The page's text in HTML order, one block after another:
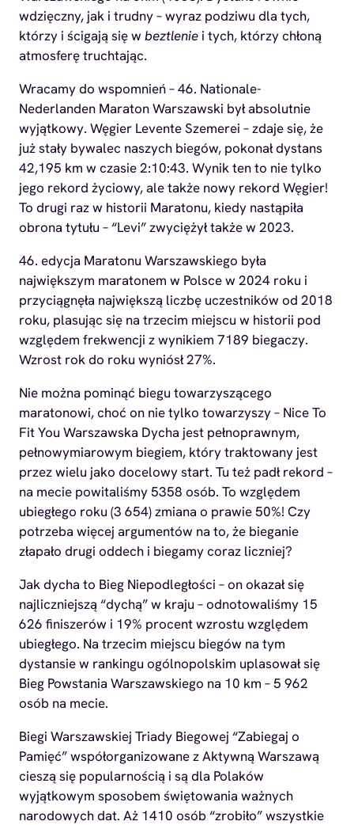
wdzięczny, jak i trudny – wyraz podziwu dla tych,
którzy i ścigają się w beztlenie i tych, którzy chłoną
atmosferę truchtając.
Wracamy do wspomnień – 46. Nationale-
Nederlanden Maraton Warszawski był absolutnie
wyjątkowy. Węgier Levente Szemerei – zdaje się, że
już stały bywalec naszych biegów, pokonał dystans
42,195 km w czasie 2:10:43. Wynik ten to nie tylko
jego rekord życiowy, ale także nowy rekord Węgier!
To drugi raz w historii Maratonu, kiedy nastąpiła
obrona tytułu – “Levi” zwyciężył także w 2023.
46. edycja Maratonu Warszawskiego była
największym maratonem w Polsce w 2024 roku i
przyciągnęła największą liczbę uczestników od 2018
roku, plasując się na trzecim miejscu w historii pod
względem frekwencji z wynikiem 7189 biegaczy.
Wzrost rok do roku wyniósł 27%.
Nie można pominąć biegu towarzyszącego
maratonowi, choć on nie tylko towarzyszy – Nice To
Fit You Warszawska Dycha jest pełnoprawnym,
pełnowymiarowym biegiem, który traktowany jest
przez wielu jako docelowy start. Tu też padł rekord –
na mecie powitaliśmy 5358 osób. To względem
ubiegłego roku (3 654) zmiana o prawie 50%! Czy
potrzeba więcej argumentów na to, że bieganie
złapało drugi oddech i biegamy coraz liczniej?
Jak dycha to Bieg Niepodległości – on okazał się
najliczniejszą “dychą” w kraju – odnotowaliśmy 15
626 finiszerów i 19% procent wzrostu względem
ubiegłego. Na trzecim miejscu biegów na tym
dystansie w rankingu ogólnopolskim uplasował się
Bieg Powstania Warszawskiego na 10 km – 5 962
osób na mecie.
Biegi Warszawskiej Triady Biegowej “Zabiegaj o
Pamięć” współorganizowane z Aktywną Warszawą
cieszą się popularnością i są dla Polaków
wyjątkowym sposobem świętowania ważnych
narodowych dat. Aż 1410 osób “zrobiło” wszystkie